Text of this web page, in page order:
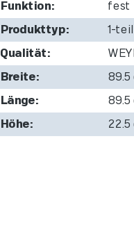
Funktion: fest
Produkttyp: 1-
Qualität:
Breite: 89.5
Länge: 89.5
Höhe: 22.5